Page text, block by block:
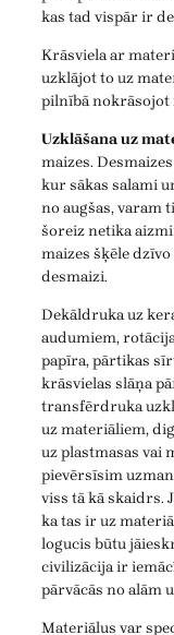
kas tad vispār ir
Krāsviela ar
uzklājot to uz
pilnībā nokrāsojot
Uzklāšana uz
maizes.
kur sākas salami
no augšas, varam
šoreiz netika
maizes šķēle
desmaizi.
Dekāldruka uz
audumiem,
papīra, pārtikas
krāsvielas slāņa
transfērdruka
uz materiāliem,
uz plastmasas vai
pievērsīsim
viss tā kā skaidrs.
ka tas ir uz
logucis būtu
civilizācija ir
pārvācās no alām
Materiālus var